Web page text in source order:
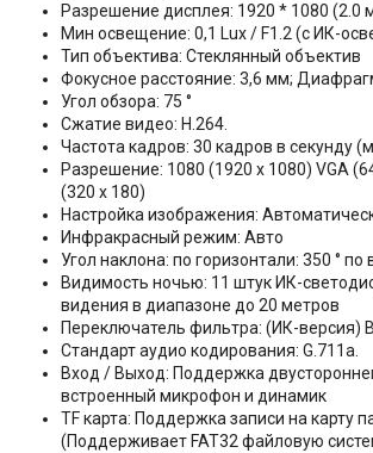
Разрешение дисплея: 1920 * 1080 (2.0
Мин освещение: 0,1 Lux / F1.2 (с ИК-
Тип объектива: Стеклянный объектив
Фокусное расстояние: 3,6 мм;
Угол обзора: 75 °
Сжатие видео: H.264.
Частота кадров: 30 кадров в секунду
Разрешение: 1080 (1920 х 1080) VGA
(320 х 180)
Настройка изображения:
Инфракрасный режим: Авто
Угол наклона: по горизонтали: 350 ° по
Видимость ночью: 11 штук ИК-
видения в диапазоне до 20 метров
Переключатель фильтра: (ИК-версия)
Стандарт аудио кодирования: G.711a.
Вход / Выход: Поддержка
встроенный микрофон и динамик
TF карта: Поддержка записи на карту
(Поддерживает FAT32 файловую